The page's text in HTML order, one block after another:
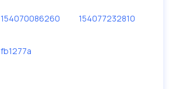
154070086260
154077232810
fb1277a